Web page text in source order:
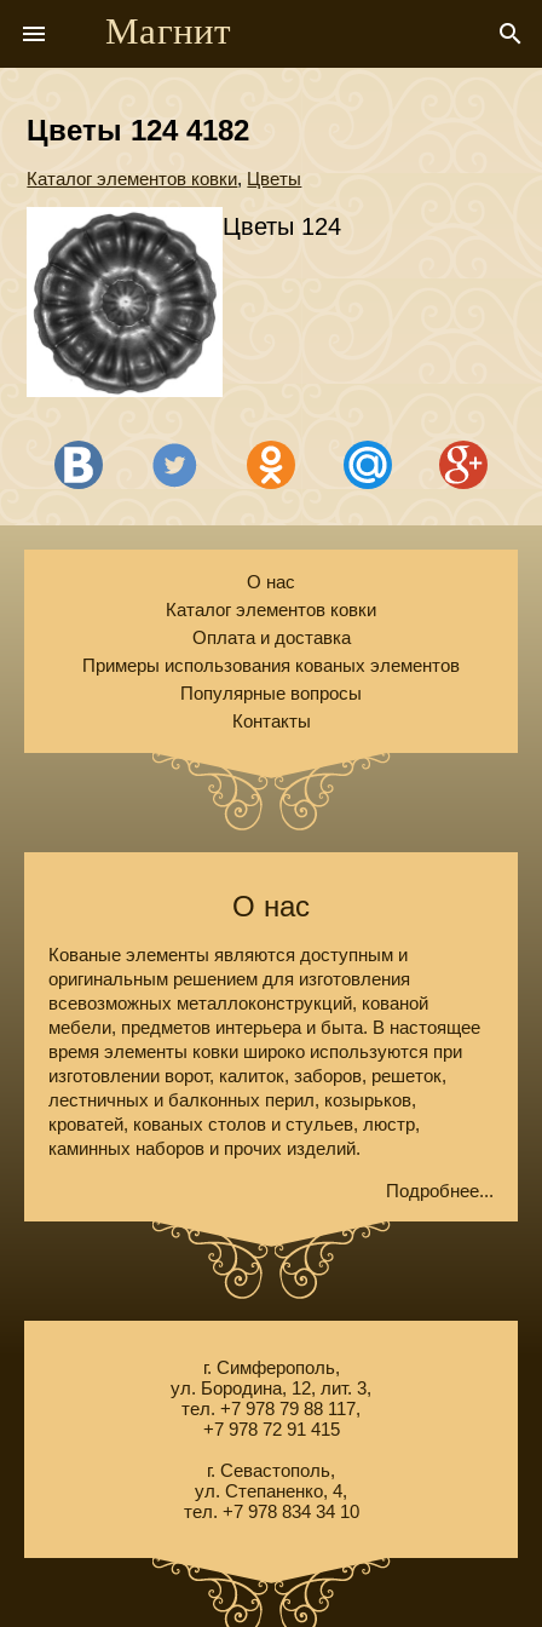
menu Магнит search
Цветы 124 4182
Каталог элементов ковки, Цветы
Цветы 124
О нас
Каталог элементов ковки
Оплата и доставка
Примеры использования кованых элементов
Популярные вопросы
Контакты
О нас
Кованые элементы являются доступным и
оригинальным решением для изготовления
всевозможных металлоконструкций, кованой
мебели, предметов интерьера и быта. В настоящее
время элементы ковки широко используются при
изготовлении ворот, калиток, заборов, решеток,
лестничных и балконных перил, козырьков,
кроватей, кованых столов и стульев, люстр,
каминных наборов и прочих изделий.
Подробнее...
г. Симферополь,
ул. Бородина, 12, лит. 3,
тел. +7 978 79 88 117,
+7 978 72 91 415
г. Севастополь,
ул. Степаненко, 4,
тел. +7 978 834 34 10